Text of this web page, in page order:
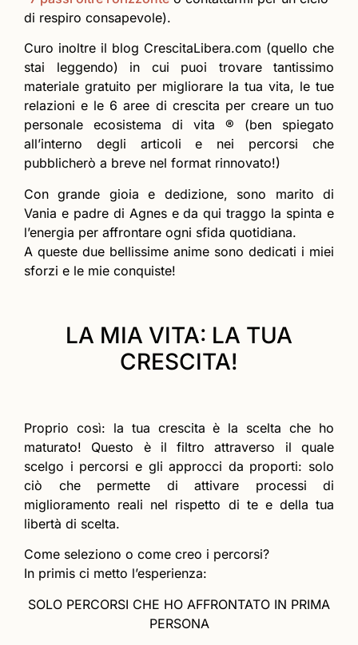
di respiro consapevole).
Curo inoltre il blog CrescitaLibera.com (quello che
stai leggendo) in cui puoi trovare tantissimo
materiale gratuito per migliorare la tua vita, le tue
relazioni e le 6 aree di crescita per creare un tuo
personale ecosistema di vita ® (ben spiegato
all’interno degli articoli e nei percorsi che
pubblicherò a breve nel format rinnovato!)
Con grande gioia e dedizione, sono marito di
Vania e padre di Agnes e da qui traggo la spinta e
l’energia per affrontare ogni sfida quotidiana.
A queste due bellissime anime sono dedicati i miei
sforzi e le mie conquiste!
LA MIA VITA: LA TUA
CRESCITA!
Proprio così: la tua crescita è la scelta che ho
maturato! Questo è il filtro attraverso il quale
scelgo i percorsi e gli approcci da proporti: solo
ciò che permette di attivare processi di
miglioramento reali nel rispetto di te e della tua
libertà di scelta.
Come seleziono o come creo i percorsi?
In primis ci metto l’esperienza:
SOLO PERCORSI CHE HO AFFRONTATO IN PRIMA
PERSONA